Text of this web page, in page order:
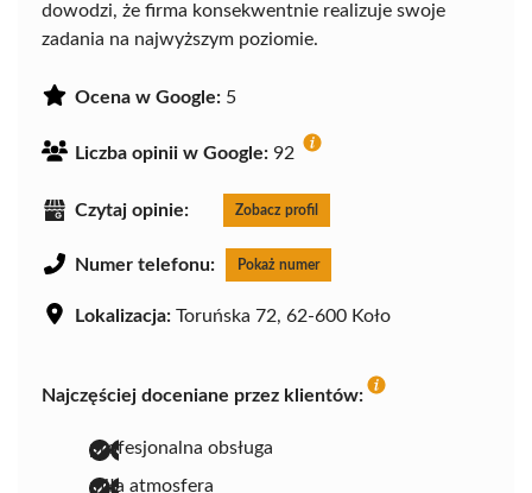
dowodzi, że firma konsekwentnie realizuje swoje
zadania na najwyższym poziomie.
Ocena w Google: 5
Liczba opinii w Google: 92
Czytaj opinie: Zobacz profil
Numer telefonu: Pokaż numer
Lokalizacja: Toruńska 72, 62-600 Koło
Najczęściej doceniane przez klientów:
profesjonalna obsługa
miła atmosfera